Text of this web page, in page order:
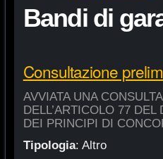
Bandi di
Consultazione
AVVIATA UNA
DELL’ARTICOLO 77
DEI PRINCIPI DI
Tipologia: Altro